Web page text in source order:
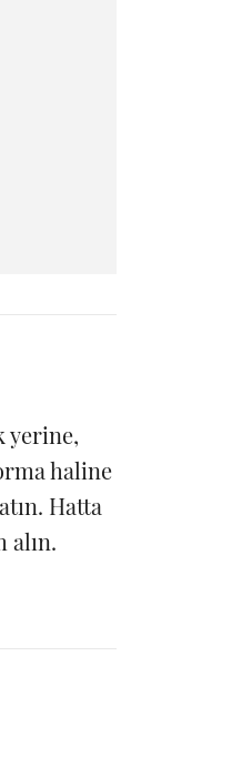
yerine,
haline
Hatta